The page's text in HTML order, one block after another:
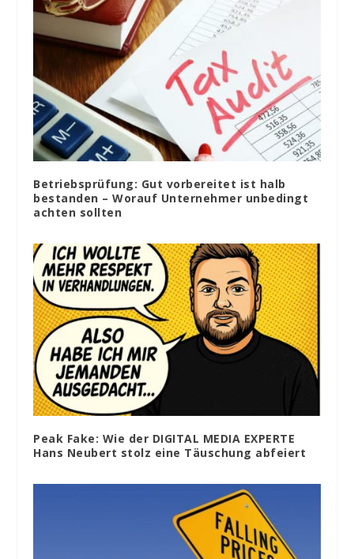
Betriebsprüfung: Gut vorbereitet ist halb
bestanden – Worauf Unternehmer unbedingt
achten sollten
Peak Fake: Wie der DIGITAL MEDIA EXPERTE
Hans Neubert stolz eine Täuschung abfeiert